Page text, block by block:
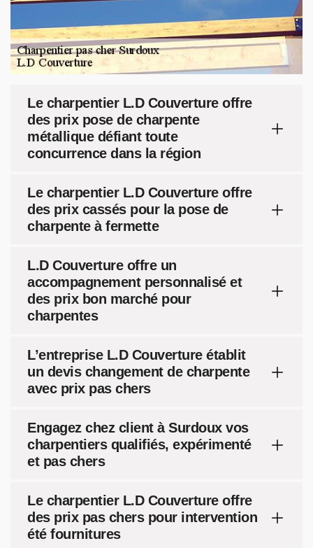
Le charpentier L.D Couverture offre
des prix pose de charpente
métallique défiant toute
concurrence dans la région
Le charpentier L.D Couverture offre
des prix cassés pour la pose de
charpente à fermette
L.D Couverture offre un
accompagnement personnalisé et
des prix bon marché pour
charpentes
L’entreprise L.D Couverture établit
un devis changement de charpente
avec prix pas chers
Engagez chez client à Surdoux vos
charpentiers qualifiés, expérimenté
et pas chers
Le charpentier L.D Couverture offre
des prix pas chers pour intervention
été fournitures